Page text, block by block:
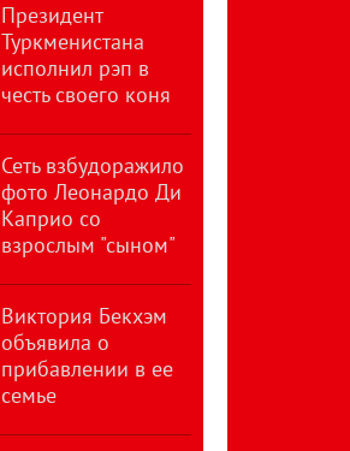
Президент
Туркменистана
исполнил рэп в
честь своего коня
Сеть взбудоражило
фото Леонардо Ди
Каприо со
взрослым "сыном"
Виктория Бекхэм
объявила о
прибавлении в ее
семье